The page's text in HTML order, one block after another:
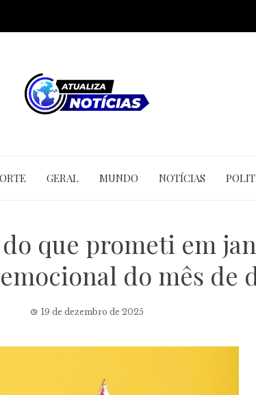
GERAL MUNDO NOTÍCIAS
que prometi em
do mês de
19 de dezembro de 2025